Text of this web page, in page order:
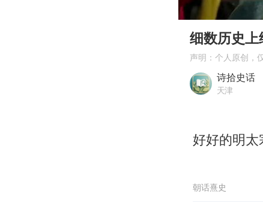
00:00
细数历史
声明：个人原创，
诗拾史话
天津
好好的明太
朝话熹史